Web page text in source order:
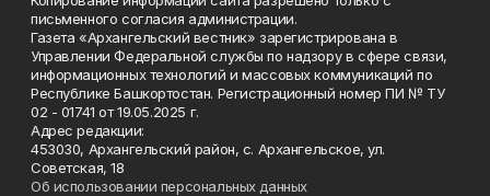
письменного согласия администрации.
Газета «Архангельский вестник» зарегистрирована в
Управлении Федеральной службы по надзору в сфере связи,
информационных технологий и массовых коммуникаций по
Республике Башкортостан. Регистрационный номер ПИ № ТУ
02 - 01741 от 19.05.2025 г.
Адрес редакции:
453030, Архангельский район, с. Архангельское, ул.
Советская, 18
Об использовании персональных данных